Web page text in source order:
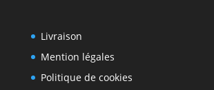
Livraison
Mention légales
Politique de cookies